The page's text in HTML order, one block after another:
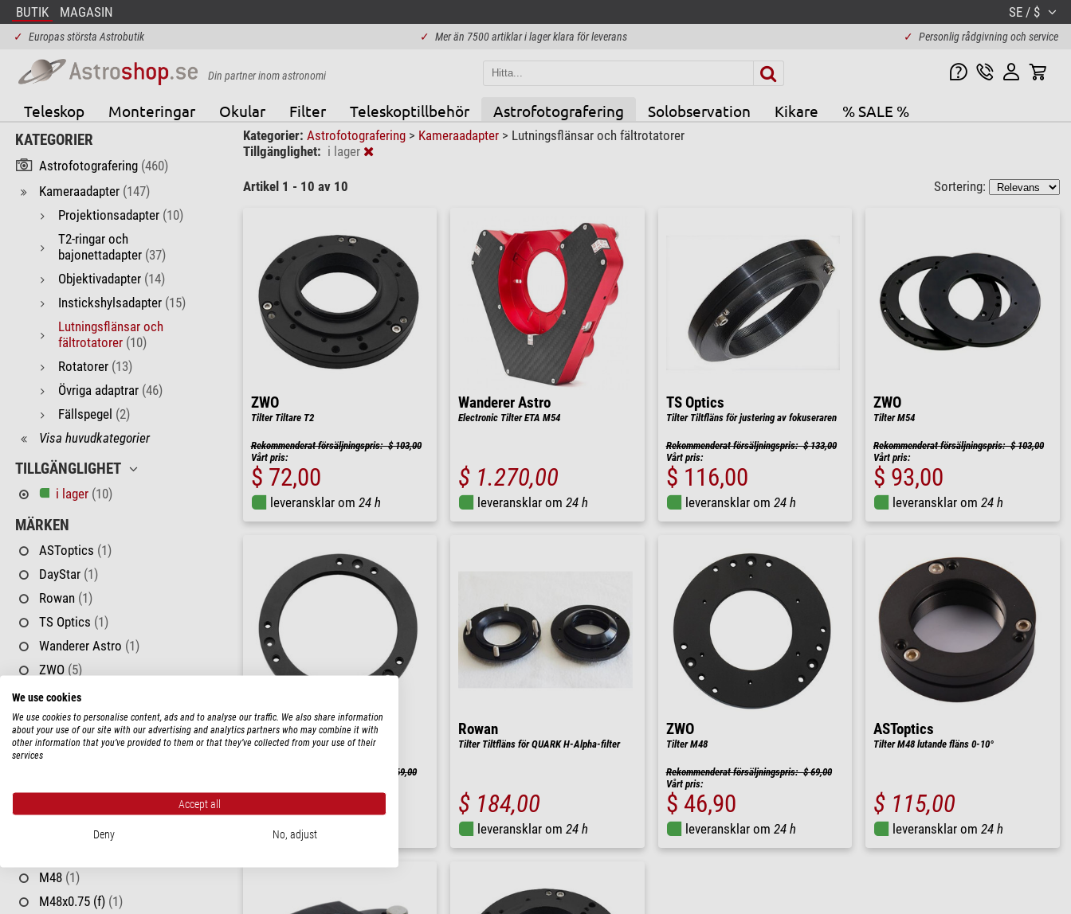
BUTIK MAGASIN SE / $
✓ Europas största Astrobutik ✓ Mer än 7500 artiklar i lager klara för leverans ✓ Personlig rådgivning och service
Din partner inom astronomi
Teleskop Monteringar Okular Filter Teleskoptillbehör Astrofotografering Solobservation Kikare % SALE %
KATEGORIER
Astrofotografering (460)
Kameraadapter (147)
Projektionsadapter (10)
T2-ringar och
bajonettadapter (37)
Objektivadapter (14)
Instickshylsadapter (15)
Lutningsflänsar och
fältrotatorer (10)
Rotatorer (13)
Övriga adaptrar (46)
Fällspegel (2)
Visa huvudkategorier
TILLGÄNGLIGHET
i lager (10)
MÄRKEN
ASToptics (1)
DayStar (1)
Rowan (1)
TS Optics (1)
Wanderer Astro (1)
ZWO (5)
ADAPTER (PÅ TELESKOPSIDAN)
M48(1)
M48x0.75 (f)(1)
M68(1)
M48 (1)
M48x0.75 (f) (1)
Kategorier: Astrofotografering > Kameraadapter > Lutningsflänsar och fältrotatorer
Tillgänglighet: i lager
Artikel 1 - 10 av 10 Sortering:
ZWO
Tilter Tiltare T2
Rekommenderat försäljningspris: $ 103,00
Vårt pris:
$ 72,00
leveransklar om 24 h
Wanderer Astro
Electronic Tilter ETA M54
$ 1.270,00
leveransklar om 24 h
TS Optics
Tilter Tiltfläns för justering av fokuseraren
Rekommenderat försäljningspris: $ 133,00
Vårt pris:
$ 116,00
leveransklar om 24 h
ZWO
Tilter M54
Rekommenderat försäljningspris: $ 103,00
Vårt pris:
$ 93,00
leveransklar om 24 h
ZWO
Tilter M68
Rekommenderat försäljningspris: $ 69,00
leveransklar om
Rowan
Tilter Tiltfläns för QUARK H-Alpha-filter
$ 184,00
leveransklar om 24 h
ZWO
Tilter M48
Rekommenderat försäljningspris: $ 69,00
Vårt pris:
$ 46,90
leveransklar om 24 h
ASToptics
Tilter M48 lutande fläns 0-10°
$ 115,00
leveransklar om 24 h
We use cookies
We use cookies to personalise content, ads and to analyse our traffic. We also share information
about your use of our site with our advertising and analytics partners who may combine it with
other information that you’ve provided to them or that they’ve collected from your use of their
services
Accept all
Deny No, adjust